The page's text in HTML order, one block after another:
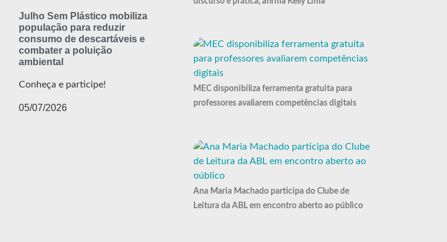
Julho Sem Plástico mobiliza
população para reduzir
consumo de descartáveis e
combater a poluição
ambiental
Conheça e participe!
05/07/2026
MEC disponibiliza ferramenta gratuita para
professores avaliarem competências digitais
Ana Maria Machado participa do Clube de
Leitura da ABL em encontro aberto ao público